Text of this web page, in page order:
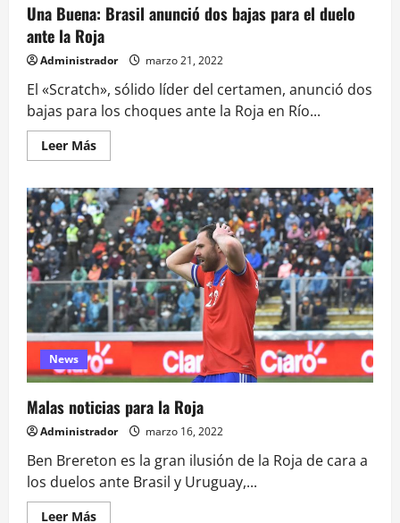
Una Buena: Brasil anunció dos bajas para el duelo
ante la Roja
Administrador marzo 21, 2022
El «Scratch», sólido líder del certamen, anunció dos
bajas para los choques ante la Roja en Río...
Leer MásLeer
más
Una
Buena:
Brasil
anunció
dos
bajas
para
el
duelo
ante
la
Roja
News
Malas noticias para la Roja
Administrador marzo 16, 2022
Ben Brereton es la gran ilusión de la Roja de cara a
los duelos ante Brasil y Uruguay,...
Leer MásLeer